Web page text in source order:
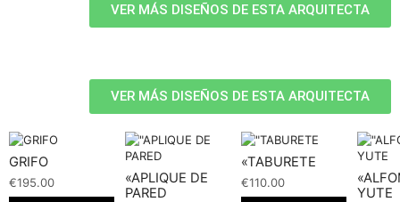
VER MÁS DISEÑOS DE ESTA ARQUITECTA
VER MÁS DISEÑOS DE ESTA ARQUITECTA
GRIFO
€195.00
«APLIQUE DE
PARED
«TABURETE
€110.00
YUTE